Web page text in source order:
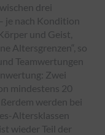
drei
je nach Kondition
und Geist,
Altersgrenzen“, so
Teamwertungen
Zwei
mindestens 20
werden bei
Altersklassen
wieder Teil der